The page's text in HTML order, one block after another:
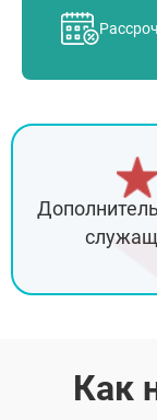
Как